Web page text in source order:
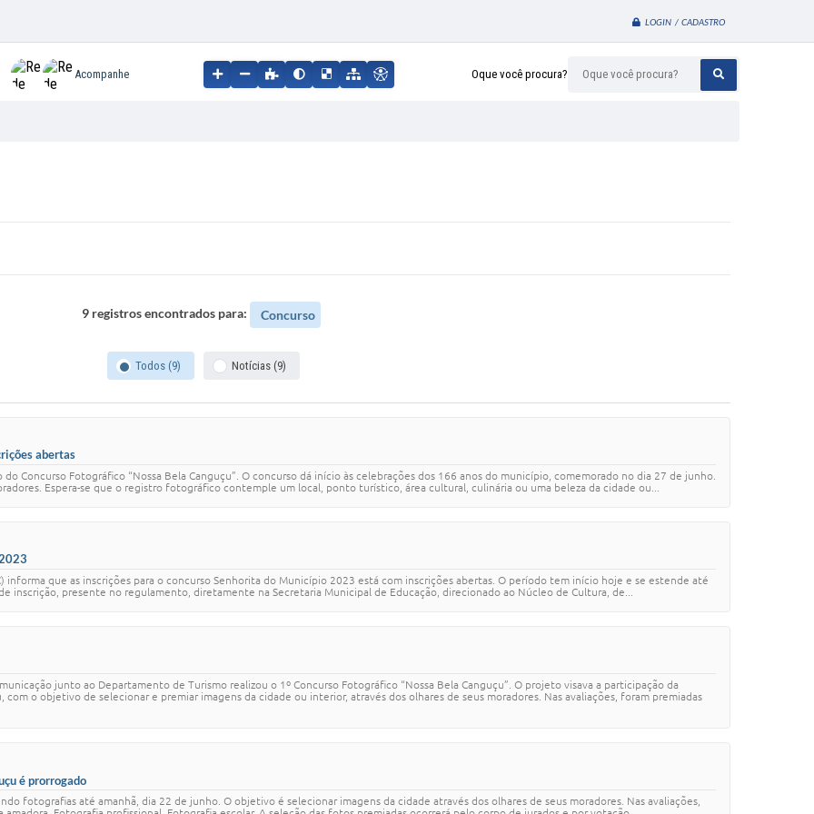
LOGIN / CADASTRO
Oque você procura?
Acompanhe
9 registros encontrados para: Concurso
Todos (9) Notícias (9)
abertas
Concurso Fotográfico “Nossa Bela Canguçu”. O concurso dá início às celebrações dos 166 anos do município, comemorado no dia 27 de junho.
Espera-se que o registro fotográfico contemple um local, ponto turístico, área cultural, culinária ou uma beleza da cidade ou...
informa que as inscrições para o concurso Senhorita do Município 2023 está com inscrições abertas. O período tem início hoje e se estende até
inscrição, presente no regulamento, diretamente na Secretaria Municipal de Educação, direcionado ao Núcleo de Cultura, de...
junto ao Departamento de Turismo realizou o 1º Concurso Fotográfico “Nossa Bela Canguçu”. O projeto visava a participação da
o objetivo de selecionar e premiar imagens da cidade ou interior, através dos olhares de seus moradores. Nas avaliações, foram premiadas
é prorrogado
fotografias até amanhã, dia 22 de junho. O objetivo é selecionar imagens da cidade através dos olhares de seus moradores. Nas avaliações,